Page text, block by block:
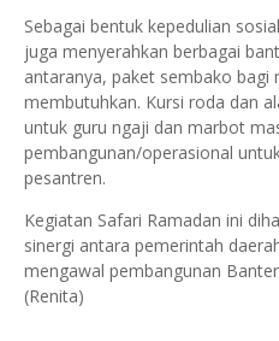
​Sebagai bentuk kepedulian
juga menyerahkan berbagai
antaranya, paket sembako bagi
membutuhkan. Kursi roda dan
untuk guru ngaji dan marbot
pembangunan/operasional
pesantren.
​Kegiatan Safari Ramadan ini
sinergi antara pemerintah
mengawal pembangunan
(Renita)